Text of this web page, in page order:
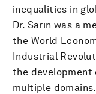
inequalities in
Dr. Sarin was a
the World
Industrial
the development
multiple domains.